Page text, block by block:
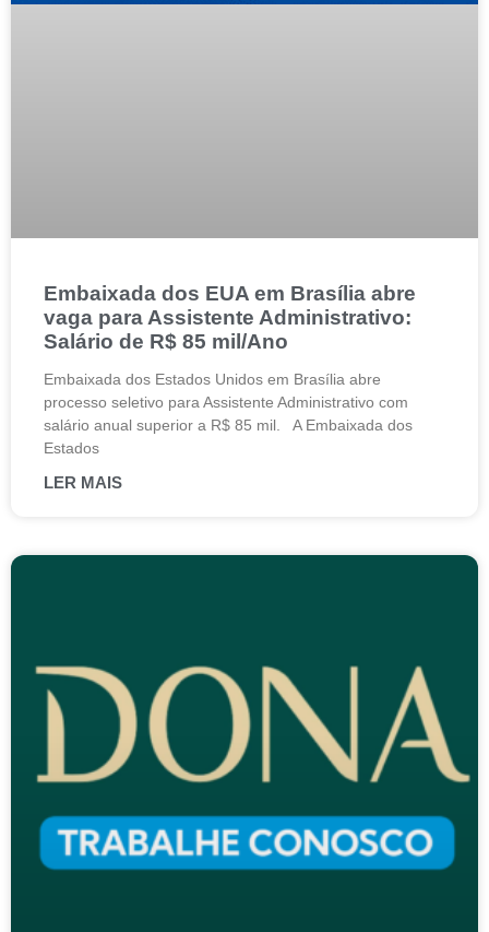
Embaixada dos EUA em Brasília abre
vaga para Assistente Administrativo:
Salário de R$ 85 mil/Ano
Embaixada dos Estados Unidos em Brasília abre
processo seletivo para Assistente Administrativo com
salário anual superior a R$ 85 mil. A Embaixada dos
Estados
LER MAIS